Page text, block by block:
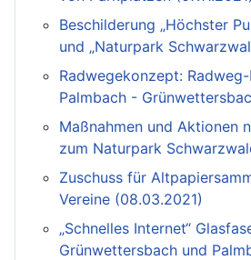
Beschilderung „Höchster
und „Naturpark
Radwegekonzept:
Palmbach -
Maßnahmen und Aktionen
zum Naturpark
Zuschuss für
Vereine (08.03.2021)
„Schnelles Internet“
Grünwettersbach und